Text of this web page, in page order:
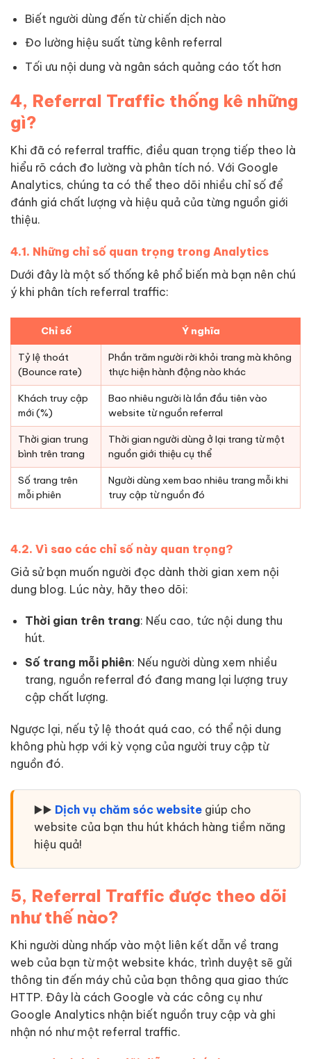
Biết người dùng đến từ chiến dịch nào
Đo lường hiệu suất từng kênh referral
Tối ưu nội dung và ngân sách quảng cáo tốt hơn
4, Referral Traffic thống kê những
gì?
Khi đã có referral traffic, điều quan trọng tiếp theo là
hiểu rõ cách đo lường và phân tích nó. Với Google
Analytics, chúng ta có thể theo dõi nhiều chỉ số để
đánh giá chất lượng và hiệu quả của từng nguồn giới
thiệu.
4.1. Những chỉ số quan trọng trong Analytics
Dưới đây là một số thống kê phổ biến mà bạn nên chú
ý khi phân tích referral traffic:
Chỉ số Ý nghĩa
Tỷ lệ thoát
(Bounce rate)
Phần trăm người rời khỏi trang mà không
thực hiện hành động nào khác
Khách truy cập
mới (%)
Bao nhiêu người là lần đầu tiên vào
website từ nguồn referral
Thời gian trung
bình trên trang
Thời gian người dùng ở lại trang từ một
nguồn giới thiệu cụ thể
Số trang trên
mỗi phiên
Người dùng xem bao nhiêu trang mỗi khi
truy cập từ nguồn đó
4.2. Vì sao các chỉ số này quan trọng?
Giả sử bạn muốn người đọc dành thời gian xem nội
dung blog. Lúc này, hãy theo dõi:
Thời gian trên trang: Nếu cao, tức nội dung thu
hút.
Số trang mỗi phiên: Nếu người dùng xem nhiều
trang, nguồn referral đó đang mang lại lượng truy
cập chất lượng.
Ngược lại, nếu tỷ lệ thoát quá cao, có thể nội dung
không phù hợp với kỳ vọng của người truy cập từ
nguồn đó.
▶️▶️ Dịch vụ chăm sóc website giúp cho
website của bạn thu hút khách hàng tiềm năng
hiệu quả!
5, Referral Traffic được theo dõi
như thế nào?
Khi người dùng nhấp vào một liên kết dẫn về trang
web của bạn từ một website khác, trình duyệt sẽ gửi
thông tin đến máy chủ của bạn thông qua giao thức
HTTP. Đây là cách Google và các công cụ như
Google Analytics nhận biết nguồn truy cập và ghi
nhận nó như một referral traffic.